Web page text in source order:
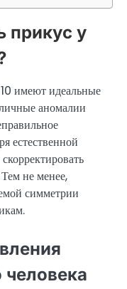
прикус у
имеют идеальные
аномалии
естественной
не менее,
симметрии
человека